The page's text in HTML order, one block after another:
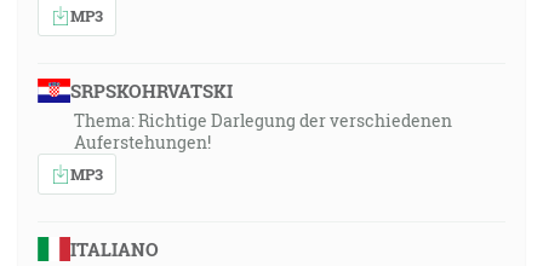
MP3
SRPSKOHRVATSKI
Thema: Richtige Darlegung der verschiedenen
Auferstehungen!
MP3
ITALIANO